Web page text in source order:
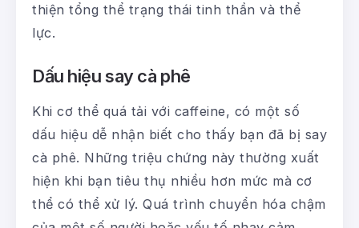
thiện tổng thể trạng thái tinh thần và thể
lực.
Dấu hiệu say cà phê
Khi cơ thể quá tải với caffeine, có một số
dấu hiệu dễ nhận biết cho thấy bạn đã bị say
cà phê. Những triệu chứng này thường xuất
hiện khi bạn tiêu thụ nhiều hơn mức mà cơ
thể có thể xử lý. Quá trình chuyển hóa chậm